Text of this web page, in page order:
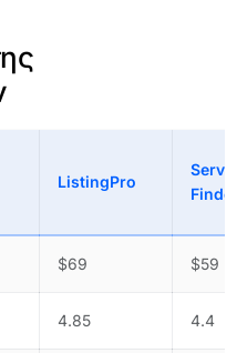
ListingPro
Service
Finder
$69 $59
4.85 4.4